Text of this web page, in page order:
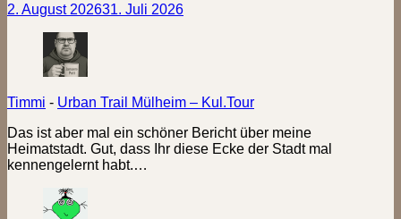
2. August 202631. Juli 2026
Timmi - Urban Trail Mülheim – Kul.Tour
Das ist aber mal ein schöner Bericht über meine
Heimatstadt. Gut, dass Ihr diese Ecke der Stadt mal
kennengelernt habt.…